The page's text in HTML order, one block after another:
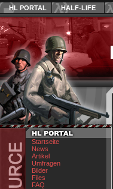
HL PORTAL HALF-LIFE
Startseite
News
Artikel
Umfragen
Bilder
Files
FAQ